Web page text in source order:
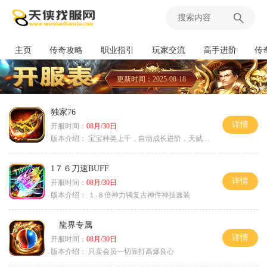
主页 传奇攻略 职业指引 玩家交流 高手进阶 传
更新时间：2025-08-18
独家76
开服时间： 08月/30日
版本介绍： 宝宝种类上千，自动成长进阶，天赋培养
详情
1７６刀速BUFF
开服时间： 08月/30日
版本介绍：
１.８倍神力镯复古神件神技速装
详情
龍界专属
开服时间： 08月/30日
版本介绍：
只卖会员一切靠打高爆良心
详情